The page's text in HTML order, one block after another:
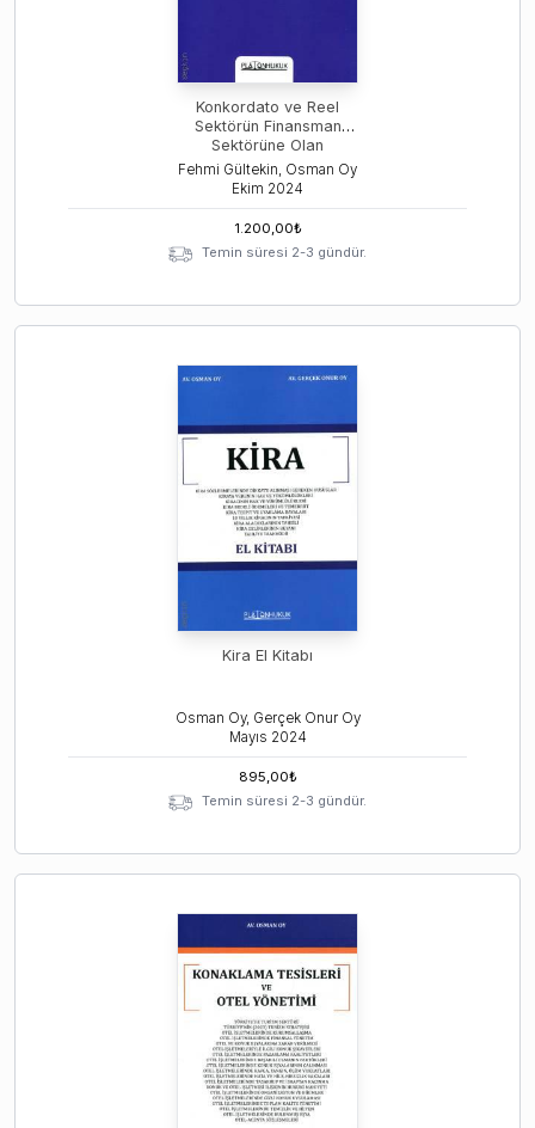
Konkordato ve Reel
Sektörün Finansman
Sektörüne Olan
Borçlarının
Yapılandırılması
Fehmi Gültekin, Osman Oy
Ekim 2024
1.200,00₺
Temin süresi 2-3 gündür.
Kira El Kitabı
Osman Oy, Gerçek Onur Oy
Mayıs 2024
895,00₺
Temin süresi 2-3 gündür.